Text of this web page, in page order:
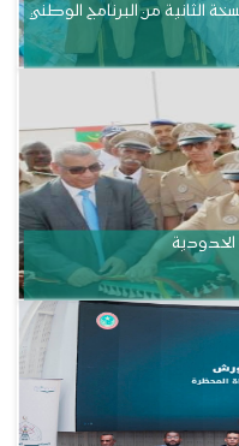
الثانية من البرنامج الوطني
الحدودية